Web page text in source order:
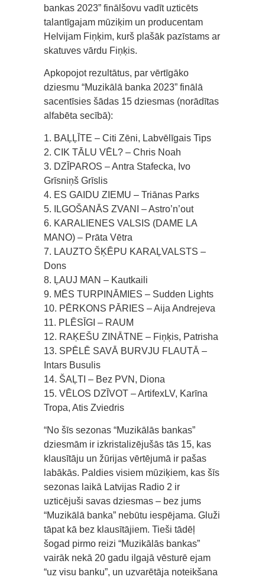
bankas 2023” finālšovu vadīt uzticēts
talantīgajam mūziķim un producentam
Helvijam Fiņķim, kurš plašāk pazīstams ar
skatuves vārdu Fiņķis.
Apkopojot rezultātus, par vērtīgāko
dziesmu “Muzikālā banka 2023” finālā
sacentīsies šādas 15 dziesmas (norādītas
alfabēta secībā):
1. BAĻĻĪTE – Citi Zēni, Labvēlīgais Tips
2. CIK TĀLU VĒL? – Chris Noah
3. DZĪPAROS – Antra Stafecka, Ivo
Grīsniņš Grīslis
4. ES GAIDU ZIEMU – Triānas Parks
5. ILGOŠANĀS ZVANI – Astro’n’out
6. KARALIENES VALSIS (DAME LA
MANO) – Prāta Vētra
7. LAUZTO ŠĶĒPU KARAĻVALSTS –
Dons
8. ĻAUJ MAN – Kautkaili
9. MĒS TURPINĀMIES – Sudden Lights
10. PĒRKONS PĀRIES – Aija Andrejeva
11. PLĒSĪGI – RAUM
12. RAĶEŠU ZINĀTNE – Fiņķis, Patrisha
13. SPĒLĒ SAVĀ BURVJU FLAUTĀ –
Intars Busulis
14. ŠAĻTI – Bez PVN, Diona
15. VĒLOS DZĪVOT – ArtifexLV, Karīna
Tropa, Atis Zviedris
“No šīs sezonas “Muzikālās bankas”
dziesmām ir izkristalizējušās tās 15, kas
klausītāju un žūrijas vērtējumā ir pašas
labākās. Paldies visiem mūziķiem, kas šīs
sezonas laikā Latvijas Radio 2 ir
uzticējuši savas dziesmas – bez jums
“Muzikālā banka” nebūtu iespējama. Gluži
tāpat kā bez klausītājiem. Tieši tādēļ
šogad pirmo reizi “Muzikālās bankas”
vairāk nekā 20 gadu ilgajā vēsturē ejam
“uz visu banku”, un uzvarētāja noteikšana